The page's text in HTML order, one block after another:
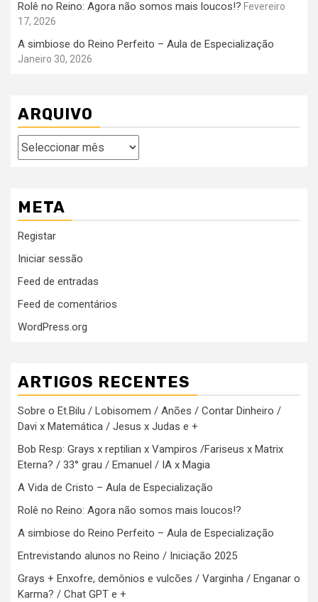
Rolê no Reino: Agora não somos mais loucos!? Fevereiro
17, 2026
A simbiose do Reino Perfeito – Aula de Especialização
Janeiro 30, 2026
ARQUIVO
Arquivo
META
Registar
Iniciar sessão
Feed de entradas
Feed de comentários
WordPress.org
ARTIGOS RECENTES
Sobre o Et.Bilu / Lobisomem / Anões / Contar Dinheiro /
Davi x Matemática / Jesus x Judas e +
Bob Resp: Grays x reptilian x Vampiros /Fariseus x Matrix
Eterna? / 33° grau / Emanuel / IA x Magia
A Vida de Cristo – Aula de Especialização
Rolê no Reino: Agora não somos mais loucos!?
A simbiose do Reino Perfeito – Aula de Especialização
Entrevistando alunos no Reino / Iniciação 2025
Grays + Enxofre, demônios e vulcões / Varginha / Enganar o
Karma? / Chat GPT e +